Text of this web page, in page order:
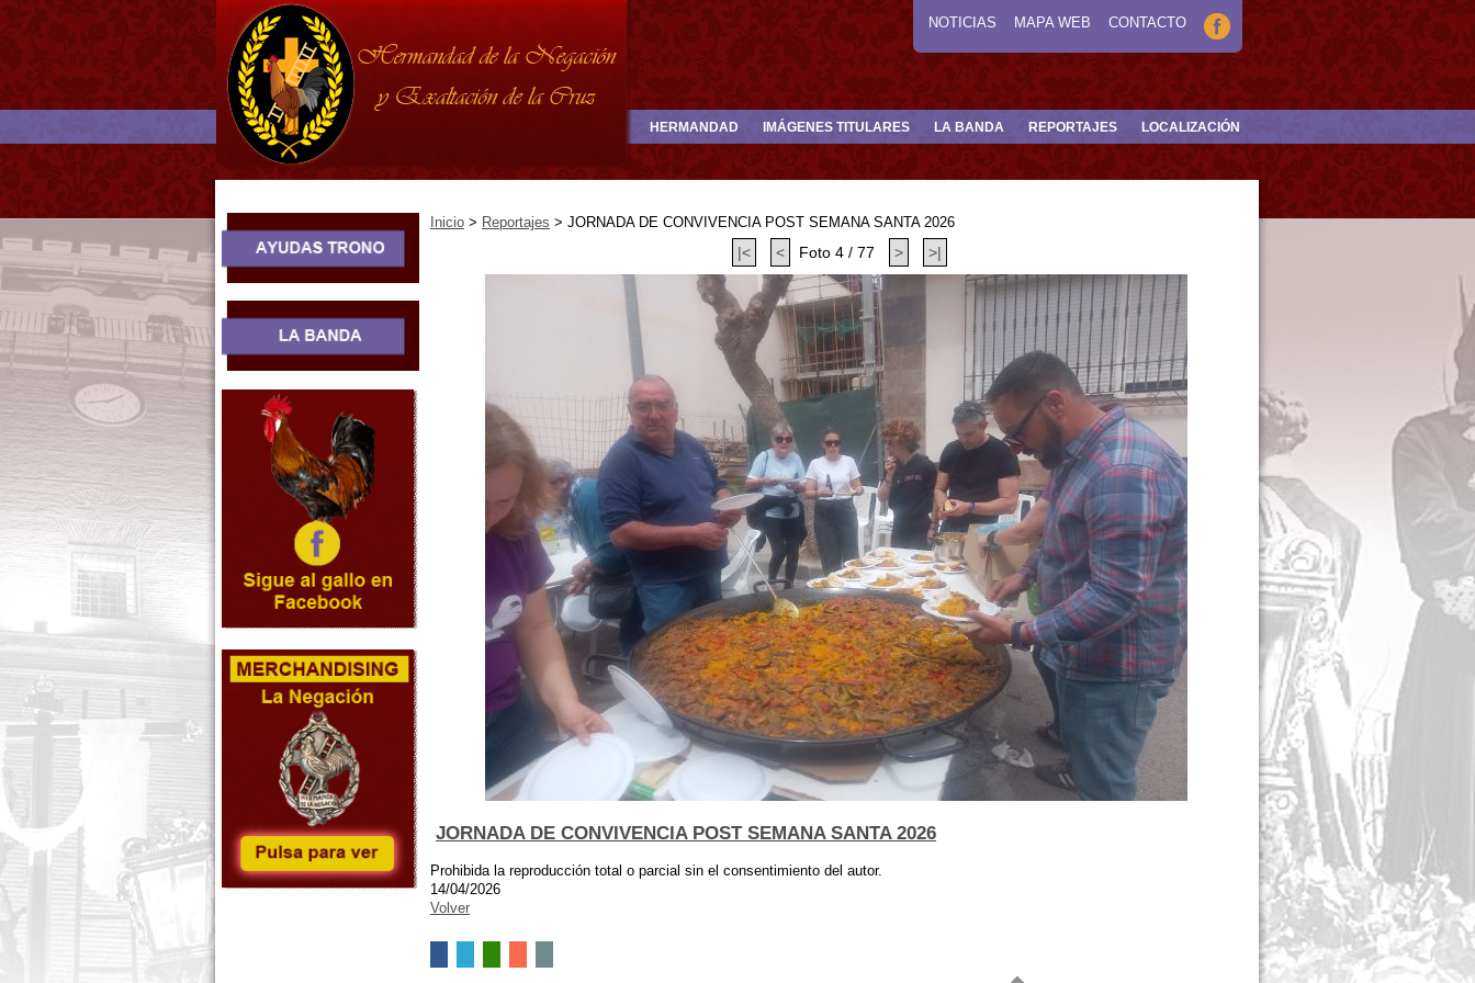
NOTICIAS MAPA WEB CONTACTO
HERMANDAD IMÁGENES TITULARES LA BANDA REPORTAJES LOCALIZACIÓN
Inicio > Reportajes > JORNADA DE CONVIVENCIA POST SEMANA SANTA 2026
|< < Foto 4 / 77 > >|
JORNADA DE CONVIVENCIA POST SEMANA SANTA 2026
Prohibida la reproducción total o parcial sin el consentimiento del autor.
14/04/2026
Volver